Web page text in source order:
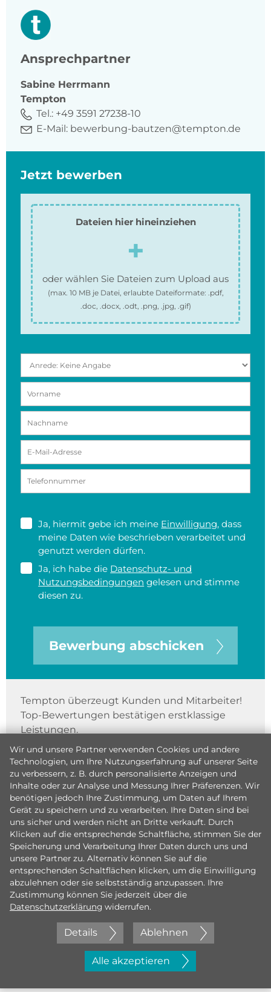
Ansprechpartner
Sabine Herrmann
Tempton
Tel.: +49 3591 27238-10
E-Mail: bewerbung-bautzen@tempton.de
Jetzt bewerben
Dateien hier hineinziehen
oder wählen Sie Dateien zum Upload aus
(max. 10 MBje Datei, erlaubte Dateiformate: .pdf,
.doc, .docx, .odt, .png, .jpg, .gif)
Ja, hiermit gebe ich meine Einwilligung, dass
meine Daten wie beschrieben verarbeitet und
genutzt werden dürfen.
Ja, ich habe die Datenschutz- und
Nutzungsbedingungen gelesen und stimme
diesen zu.
Bewerbung abschicken
Tempton überzeugt Kunden und Mitarbeiter!
Top-Bewertungen bestätigen erstklassige
Leistungen.
Jetzt initiativ bewerben
Wir und unsere Partner verwenden Cookies und andere
Technologien, um Ihre Nutzungserfahrung auf unserer Seite
zu verbessern, z. B. durch personalisierte Anzeigen und
Inhalte oder zur Analyse und Messung Ihrer Präferenzen. Wir
benötigen jedoch Ihre Zustimmung, um Daten auf Ihrem
Gerät zu speichern und zu verarbeiten. Ihre Daten sind bei
uns sicher und werden nicht an Dritte verkauft. Durch
Klicken auf die entsprechende Schaltfläche, stimmen Sie der
Speicherung und Verarbeitung Ihrer Daten durch uns und
unsere Partner zu. Alternativ können Sie auf die
entsprechenden Schaltflächen klicken, um die Einwilligung
abzulehnen oder sie selbstständig anzupassen. Ihre
Zustimmung können Sie jederzeit über die
Datenschutzerklärung widerrufen.
Details Ablehnen
Alle akzeptieren